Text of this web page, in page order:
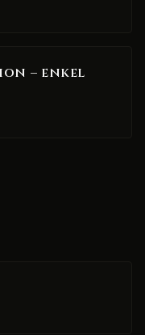
– enkel